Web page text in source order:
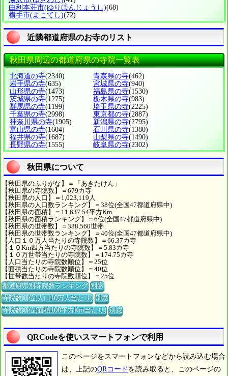
由利本荘市(ゆりほんじょうし)(68)
横手市(よこてし)(72)
近隣都道府県のお寺のリスト
秋田県周辺の都道府県の寺院一覧表
北海道の寺(2340) 青森県の寺(462)
岩手県の寺(635) 宮城県の寺(940)
山形県の寺(1473) 福島県の寺(1530)
茨城県の寺(1275) 栃木県の寺(983)
群馬県の寺(1199) 埼玉県の寺(2225)
千葉県の寺(2998) 東京都の寺(2887)
神奈川県の寺(1905) 新潟県の寺(2795)
富山県の寺(1604) 石川県の寺(1380)
福井県の寺(1687) 山梨県の寺(1490)
長野県の寺(1555) 岐阜県の寺(2302)
秋田県について
【秋田県のふりがな】＝「あきたけん」
【秋田県の寺院数】＝679カ寺
【秋田県の人口】＝1,023,119人
【秋田県の人口数ランキング】＝38位(全国47都道府県中)
【秋田県の面積】＝11,637.54平方Km
【秋田県の面積ランキング】＝6位(全国47都道府県中)
【秋田県の世帯数】＝388,560世帯
【秋田県の世帯数ランキング】＝40位(全国47都道府県中)
【人口１０万人当たりの寺院数】＝66.37カ寺
【１０Km四方当たりの寺院数】＝5.83カ寺
【１０万世帯当たりの寺院数】＝174.75カ寺
【人口当たりの寺院数順位】＝25位
【面積当たりの寺院数順位】＝40位
【世帯数当たりの寺院数順位】＝25位
都道府県別寺院数ランキング 別窓
寺院数順位(人口10万人当たり) 別窓
寺院数順位(面積100平方Km当たり) 別窓
QRCodeを使いスマートフォンで利用
このページをスマートフォンなどから読み込む場合
は、上記のQRコード を読み取ると、このページの